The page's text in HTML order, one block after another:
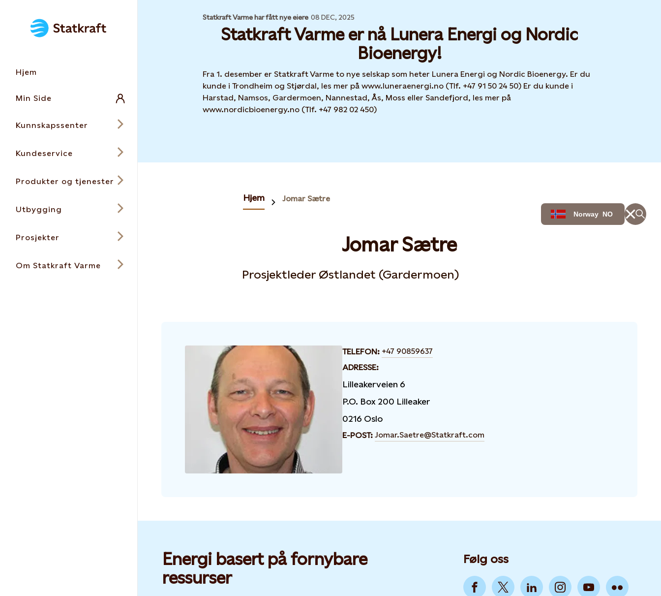
Hjem
Min Side
Kunnskapssenter
Kundeservice
Produkter og tjenester
Utbygging
Prosjekter
Om Statkraft Varme
Statkraft Varme har fått nye eiere 08 DEC, 2025
Statkraft Varme er nå Lunera Energi og Nordic
Bioenergy!
Fra 1. desember er Statkraft Varme to nye selskap som heter Lunera Energi og Nordic Bioenergy. Er du
kunde i Trondheim og Stjørdal, les mer på www.luneraenergi.no (Tlf. +47 91 50 24 50) Er du kunde i
Harstad, Namsos, Gardermoen, Nannestad, Ås, Moss eller Sandefjord, les mer på
www.nordicbioenergy.no (Tlf. +47 982 02 450)
Norway NO
Hjem Jomar Sætre
Jomar Sætre
Prosjektleder Østlandet (Gardermoen)
TELEFON: +47 90859637
ADRESSE:
Lilleakerveien 6
P.O. Box 200 Lilleaker
0216 Oslo
E-POST: Jomar.Saetre@Statkraft.com
Energi basert på fornybare
ressurser
Følg oss